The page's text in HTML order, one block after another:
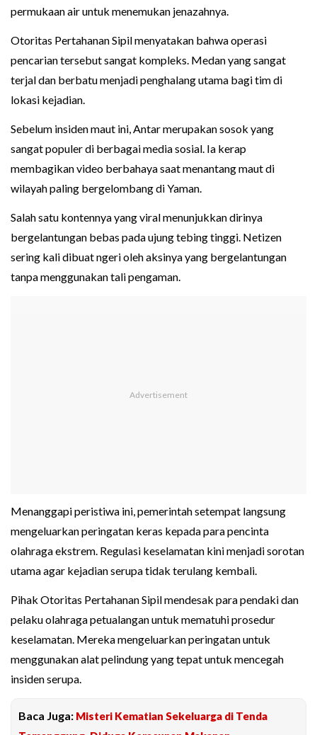
permukaan air untuk menemukan jenazahnya.
Otoritas Pertahanan Sipil menyatakan bahwa operasi
pencarian tersebut sangat kompleks. Medan yang sangat
terjal dan berbatu menjadi penghalang utama bagi tim di
lokasi kejadian.
Sebelum insiden maut ini, Antar merupakan sosok yang
sangat populer di berbagai media sosial. Ia kerap
membagikan video berbahaya saat menantang maut di
wilayah paling bergelombang di Yaman.
Salah satu kontennya yang viral menunjukkan dirinya
bergelantungan bebas pada ujung tebing tinggi. Netizen
sering kali dibuat ngeri oleh aksinya yang bergelantungan
tanpa menggunakan tali pengaman.
Menanggapi peristiwa ini, pemerintah setempat langsung
mengeluarkan peringatan keras kepada para pencinta
olahraga ekstrem. Regulasi keselamatan kini menjadi sorotan
utama agar kejadian serupa tidak terulang kembali.
Pihak Otoritas Pertahanan Sipil mendesak para pendaki dan
pelaku olahraga petualangan untuk mematuhi prosedur
keselamatan. Mereka mengeluarkan peringatan untuk
menggunakan alat pelindung yang tepat untuk mencegah
insiden serupa.
Baca Juga: Misteri Kematian Sekeluarga di Tenda